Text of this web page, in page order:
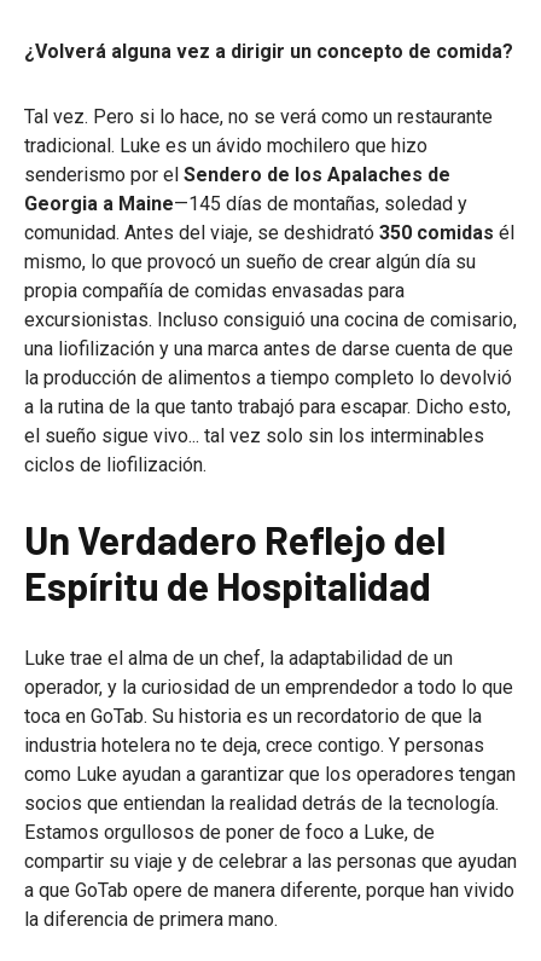
¿Volverá alguna vez a dirigir un concepto de comida?
Tal vez. Pero si lo hace, no se verá como un restaurante
tradicional. Luke es un ávido mochilero que hizo
senderismo por el Sendero de los Apalaches de
Georgia a Maine—145 días de montañas, soledad y
comunidad. Antes del viaje, se deshidrató 350 comidas él
mismo, lo que provocó un sueño de crear algún día su
propia compañía de comidas envasadas para
excursionistas. Incluso consiguió una cocina de comisario,
una liofilización y una marca antes de darse cuenta de que
la producción de alimentos a tiempo completo lo devolvió
a la rutina de la que tanto trabajó para escapar. Dicho esto,
el sueño sigue vivo... tal vez solo sin los interminables
ciclos de liofilización.
Un Verdadero Reflejo del
Espíritu de Hospitalidad
Luke trae el alma de un chef, la adaptabilidad de un
operador, y la curiosidad de un emprendedor a todo lo que
toca en GoTab. Su historia es un recordatorio de que la
industria hotelera no te deja, crece contigo. Y personas
como Luke ayudan a garantizar que los operadores tengan
socios que entiendan la realidad detrás de la tecnología.
Estamos orgullosos de poner de foco a Luke, de
compartir su viaje y de celebrar a las personas que ayudan
a que GoTab opere de manera diferente, porque han vivido
la diferencia de primera mano.